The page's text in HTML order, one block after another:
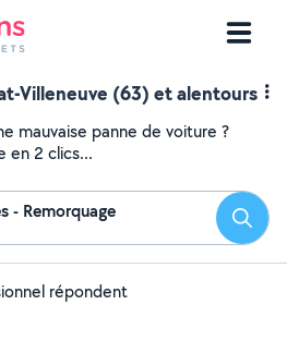
Villeneuve (63) et alentours
mauvaise panne de voiture ?
en 2 clics...
- Remorquage
répondent